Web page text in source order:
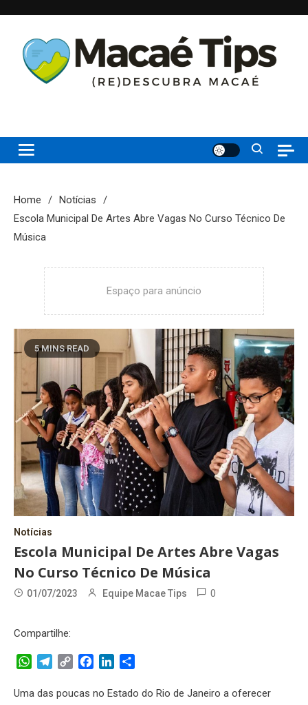
content
Princesinha do Atlântico
Home
Notícias
Escola Municipal De Artes Abre Vagas No Curso Técnico De
Música
Espaço para anúncio
5 MINS READ
Notícias
Escola Municipal De Artes Abre Vagas
No Curso Técnico De Música
01/07/2023 Equipe Macae Tips 0
Compartilhe:
WhatsApp
Telegram
Copy
FacebookLinkedIn
Uma das poucas no Estado do Rio de Janeiro a oferecer